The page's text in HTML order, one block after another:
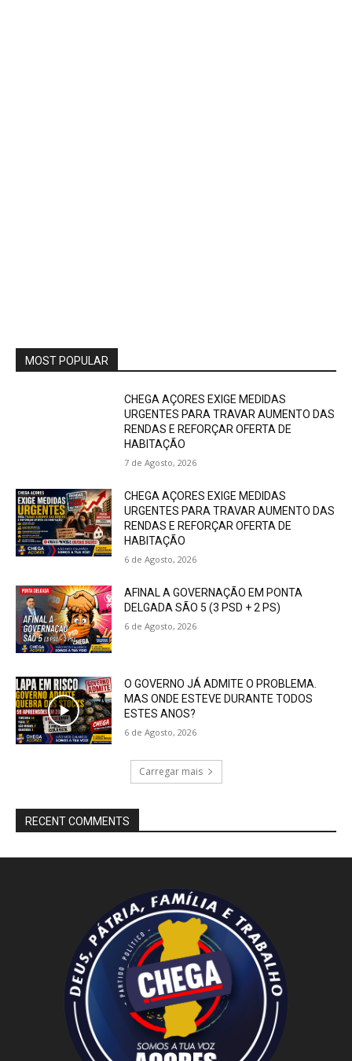
MOST POPULAR
CHEGA AÇORES EXIGE MEDIDAS
URGENTES PARA TRAVAR AUMENTO DAS
RENDAS E REFORÇAR OFERTA DE
HABITAÇÃO
7 de Agosto, 2026
CHEGA AÇORES EXIGE MEDIDAS
URGENTES PARA TRAVAR AUMENTO DAS
RENDAS E REFORÇAR OFERTA DE
HABITAÇÃO
6 de Agosto, 2026
AFINAL A GOVERNAÇÃO EM PONTA
DELGADA SÃO 5 (3 PSD + 2 PS)
6 de Agosto, 2026
O GOVERNO JÁ ADMITE O PROBLEMA.
MAS ONDE ESTEVE DURANTE TODOS
ESTES ANOS?
6 de Agosto, 2026
Carregar mais
RECENT COMMENTS